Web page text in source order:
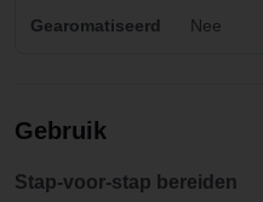
Gearomatiseerd Nee
Gebruik
Stap-voor-stap bereiden